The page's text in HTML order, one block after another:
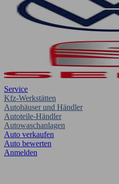
Service
Kfz-Werkstätten
Autohäuser und Händler
Autoteile-Händler
Autowaschanlagen
Auto verkaufen
Auto bewerten
Anmelden